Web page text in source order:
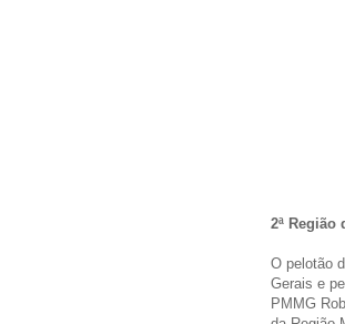
2ª Região
O pelotão
Gerais e
PMMG